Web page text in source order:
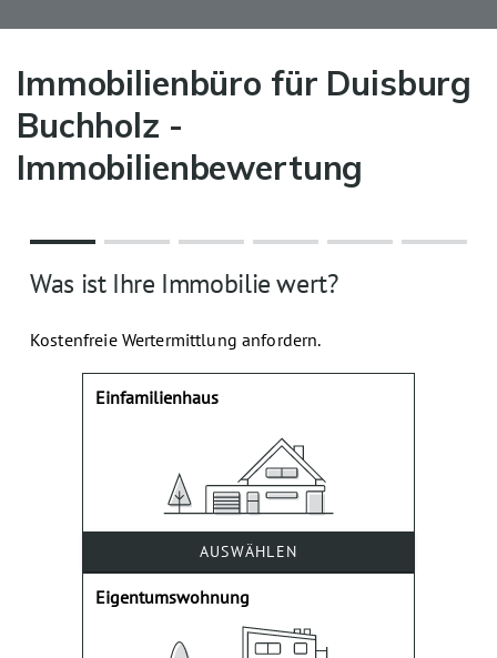
Immobilienbüro für Duisburg
Buchholz -
Immobilienbewertung